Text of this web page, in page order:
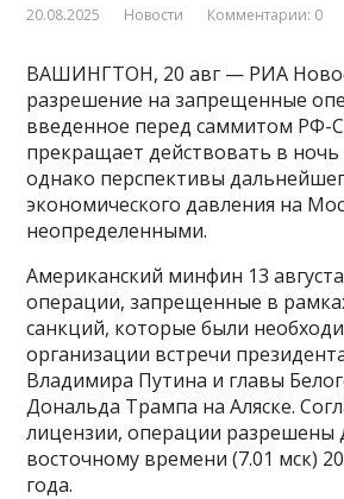
20.08.2025 Новости Комментарии: 0
ВАШИНГТОН, 20 авг — РИА
разрешение на запрещенные
введенное перед саммитом РФ-
прекращает действовать в
однако перспективы
экономического давления на
неопределенными.
Американский минфин 13
операции, запрещенные в
санкций, которые были
организации встречи
Владимира Путина и главы
Дональда Трампа на Аляске​​​.
лицензии, операции разрешены
восточному времени (7.01 мск) 20
года.